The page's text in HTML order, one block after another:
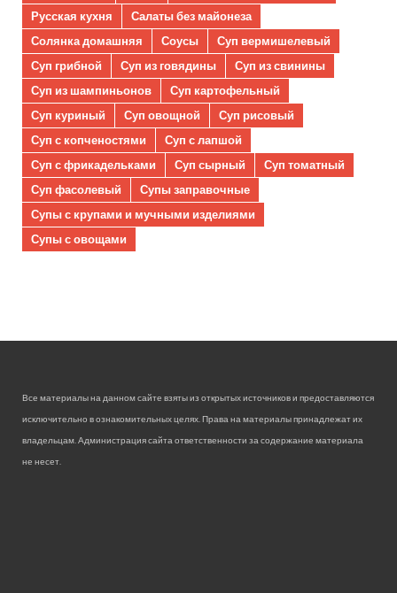
Русская кухня
Салаты без майонеза
Солянка домашняя
Соусы
Суп вермишелевый
Суп грибной
Суп из говядины
Суп из свинины
Суп из шампиньонов
Суп картофельный
Суп куриный
Суп овощной
Суп рисовый
Суп с копченостями
Суп с лапшой
Суп с фрикадельками
Суп сырный
Суп томатный
Суп фасолевый
Супы заправочные
Супы с крупами и мучными изделиями
Супы с овощами
Все материалы на данном сайте взяты из открытых источников и предоставляются
исключительно в ознакомительных целях. Права на материалы принадлежат их
владельцам. Администрация сайта ответственности за содержание материала
не несет.